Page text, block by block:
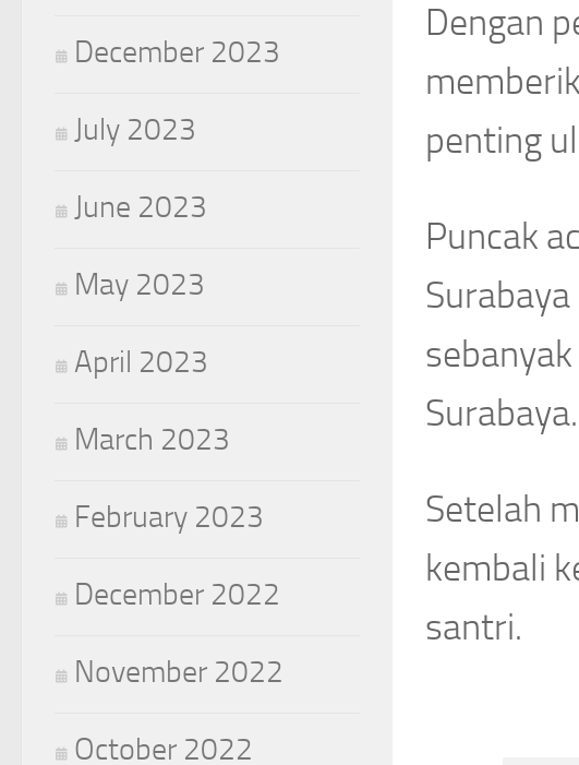
Dengan
penting
Puncak
Surabaya.
Setelah
kembali
santri.
December 2023
July 2023
June 2023
May 2023
April 2023
March 2023
February 2023
December 2022
November 2022
October 2022